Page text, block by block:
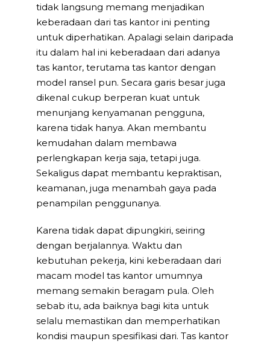
tidak langsung memang menjadikan
keberadaan dari tas kantor ini penting
untuk diperhatikan. Apalagi selain daripada
itu dalam hal ini keberadaan dari adanya
tas kantor, terutama tas kantor dengan
model ransel pun. Secara garis besar juga
dikenal cukup berperan kuat untuk
menunjang kenyamanan pengguna,
karena tidak hanya. Akan membantu
kemudahan dalam membawa
perlengkapan kerja saja, tetapi juga.
Sekaligus dapat membantu kepraktisan,
keamanan, juga menambah gaya pada
penampilan penggunanya.
Karena tidak dapat dipungkiri, seiring
dengan berjalannya. Waktu dan
kebutuhan pekerja, kini keberadaan dari
macam model tas kantor umumnya
memang semakin beragam pula. Oleh
sebab itu, ada baiknya bagi kita untuk
selalu memastikan dan memperhatikan
kondisi maupun spesifikasi dari. Tas kantor